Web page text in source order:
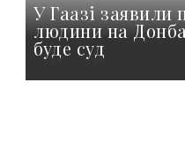
У Гаазі
людини на
буде суд